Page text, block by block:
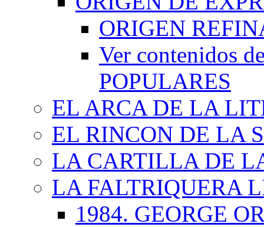
ORIGEN
Ver contenidos
POPULARES
EL ARCA DE LA
EL RINCON DE LA
LA CARTILLA DE
LA FALTRIQUERA
1984. GEORGE